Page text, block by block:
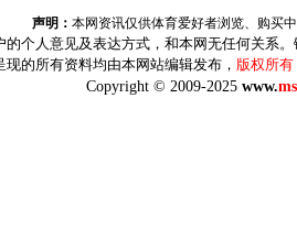
声明： 本网资讯仅供体育爱好者浏览、购买
个人意见及表达方式，和本网无任何关系
的所有资料均由本网站编辑发布， 版权所有
Copyright © 2009-2025 www.